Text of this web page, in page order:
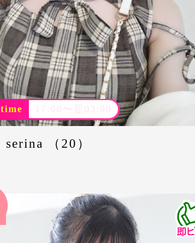
time 17:00〜翌03:00
serina （20）